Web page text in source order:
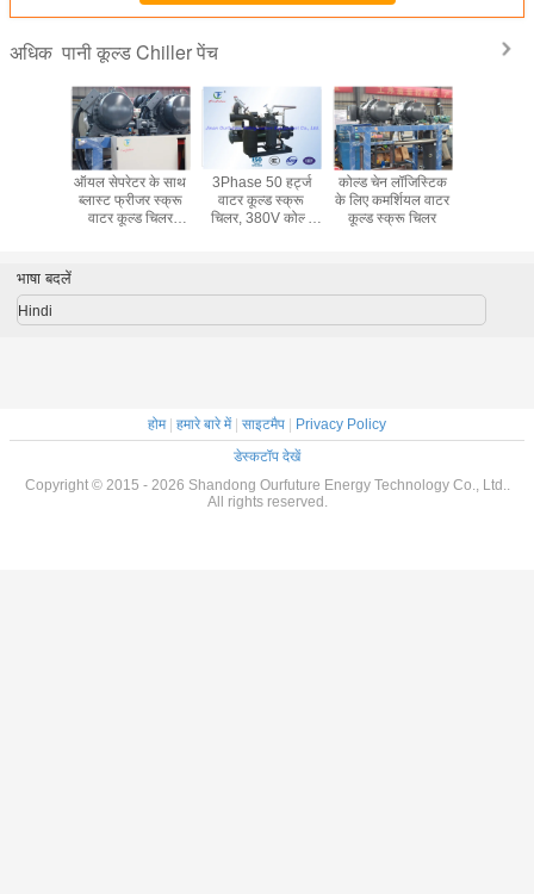
अधिक पानी कूल्ड Chiller पेंच
ऑयल सेपरेटर के साथ
ब्लास्ट फ्रीजर स्क्रू
वाटर कूल्ड चिलर
3Phase 50 हर्ट्ज
वाटर कूल्ड स्क्रू
चिलर, 380V कोल्ड
कोल्ड चेन लॉजिस्टिक
के लिए कमर्शियल वाटर
कूल्ड स्क्रू चिलर
भाषा बदलें
Hindi
होम| हमारे बारे में| साइटमैप
Privacy Policy
डेस्कटॉप देखें
Copyright © 2015 - 2026 Shandong Ourfuture Energy Technology Co., Ltd..
All rights reserved.